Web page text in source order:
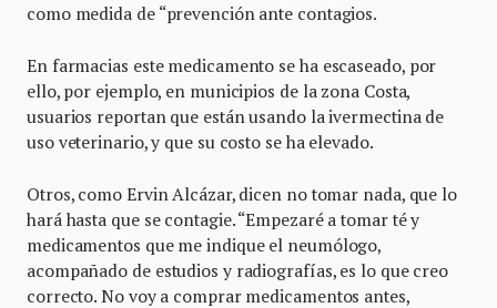
como medida de “prevención ante contagios.
En farmacias este medicamento se ha escaseado, por
ello, por ejemplo, en municipios de la zona Costa,
usuarios reportan que están usando la ivermectina de
uso veterinario, y que su costo se ha elevado.
Otros, como Ervin Alcázar, dicen no tomar nada, que lo
hará hasta que se contagie. “Empezaré a tomar té y
medicamentos que me indique el neumólogo,
acompañado de estudios y radiografías, es lo que creo
correcto. No voy a comprar medicamentos antes,